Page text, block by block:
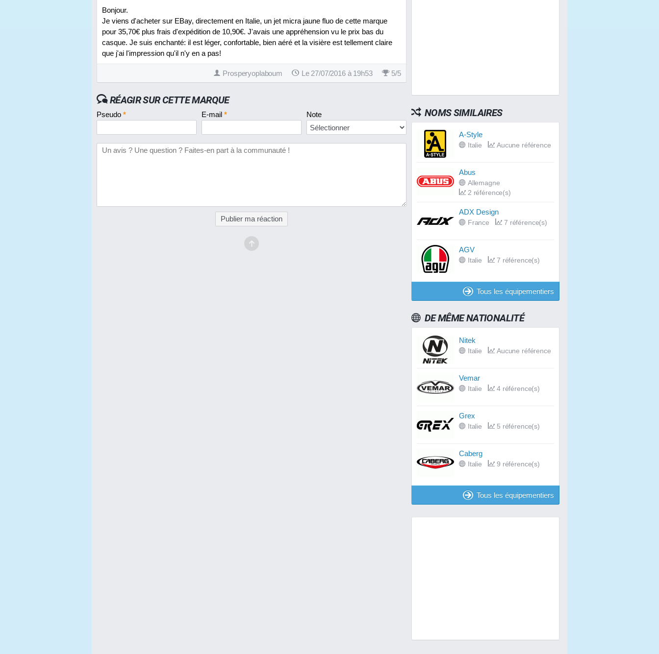
Bonjour.
Je viens d'acheter sur EBay, directement en Italie, un jet micra jaune fluo de cette marque
pour 35,70€ plus frais d'expédition de 10,90€. J'avais une appréhension vu le prix bas du
casque. Je suis enchanté: il est léger, confortable, bien aéré et la visière est tellement claire
que j'ai l'impression qu'il n'y en a pas!
Prosperyoplaboum Le 27/07/2016 à 19h53 5/5
RÉAGIR SUR CETTE MARQUE
Pseudo * E-mail* Note
Publier ma réaction
NOMS SIMILAIRES
A-Style
Italie Aucune référence
Abus
Allemagne
2 référence(s)
ADX Design
France 7 référence(s)
AGV
Italie 7 référence(s)
Tous les équipementiers
DE MÊME NATIONALITÉ
Nitek
Italie Aucune référence
Vemar
Italie 4 référence(s)
Grex
Italie 5 référence(s)
Caberg
Italie 9 référence(s)
Tous les équipementiers